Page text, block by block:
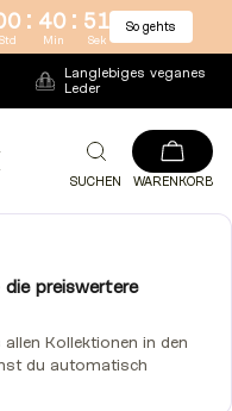
: 40 : 50
Std Min Sek
So gehts
Langlebiges veganes
Leder
SUCHEN WARENKORB
preiswertere
Kollektionen in den
du automatisch